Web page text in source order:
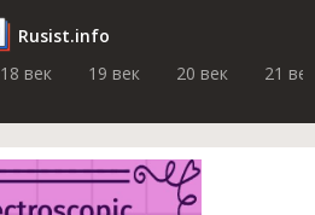
Rusist.info
18 век 19 век 20 век 21 век